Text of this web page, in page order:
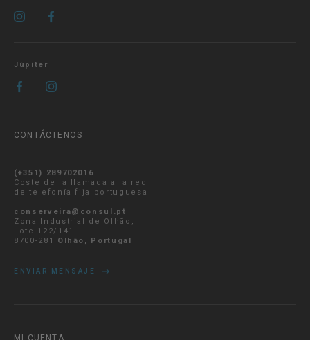
Júpiter
CONTÁCTENOS
(+351) 289702016
Coste de la llamada a la red
de telefonía fija portuguesa
conserveira@consul.pt
Zona Industrial de Olhão,
Lote 122/141
8700-281 Olhão, Portugal
ENVIAR MENSAJE
MI CUENTA